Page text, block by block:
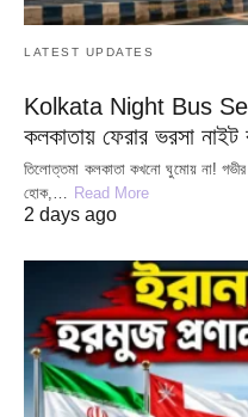
LATEST UPDATES
Kolkata Night Bus
কলকাতায় ফেরার ভরসা নাইট
তিলোত্তমা কলকাতা কখনো ঘুমোয় না! গভীর
হোক,…
Read More
2 days ago